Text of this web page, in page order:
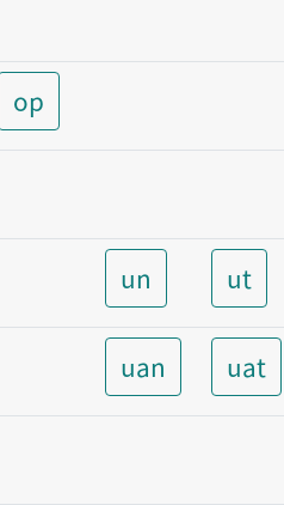
op
un ut
uan uat